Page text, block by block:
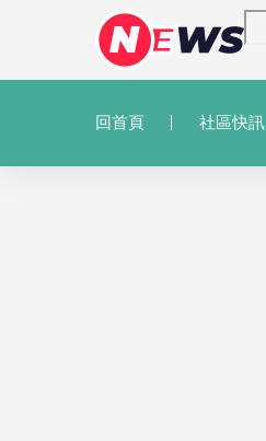
回首頁 社區快訊